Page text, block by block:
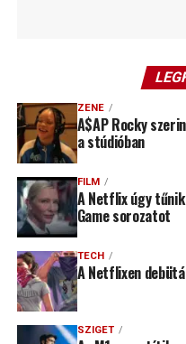
ZENE
A$AP Rocky
a stúdióban
FILM
A Netflix úgy
Game sorozatot
TECH
A Netflixen
SZIGET